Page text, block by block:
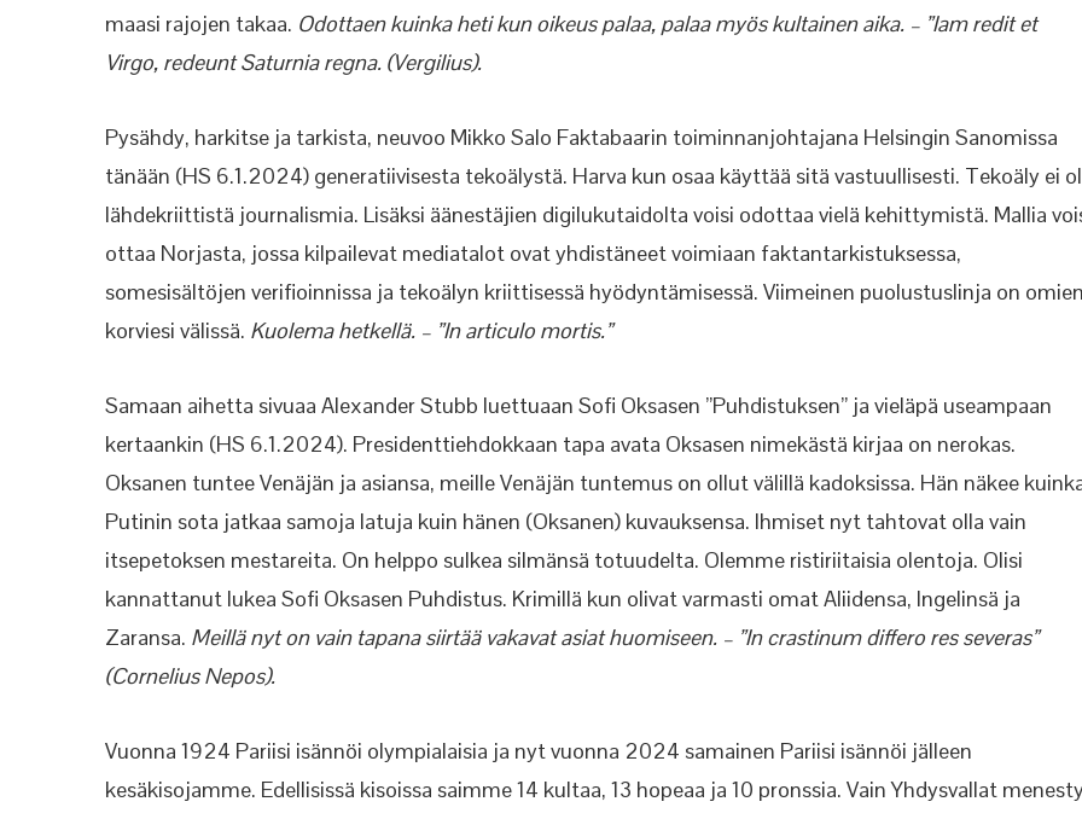
maasi rajojen takaa. Odottaen kuinka heti kun oikeus palaa, palaa myös kultainen aika. – ”Iam redit et
Virgo, redeunt Saturnia regna. (Vergilius).
Pysähdy, harkitse ja tarkista, neuvoo Mikko Salo Faktabaarin toiminnanjohtajana Helsingin Sanomissa
tänään (HS 6.1.2024) generatiivisesta tekoälystä. Harva kun osaa käyttää sitä vastuullisesti. Tekoäly ei
lähdekriittistä journalismia. Lisäksi äänestäjien digilukutaidolta voisi odottaa vielä kehittymistä. Mallia
ottaa Norjasta, jossa kilpailevat mediatalot ovat yhdistäneet voimiaan faktantarkistuksessa,
somesisältöjen verifioinnissa ja tekoälyn kriittisessä hyödyntämisessä. Viimeinen puolustuslinja on
korviesi välissä. Kuolema hetkellä. – ”In articulo mortis.”
Samaan aihetta sivuaa Alexander Stubb luettuaan Sofi Oksasen ”Puhdistuksen” ja vieläpä useampaan
kertaankin (HS 6.1.2024). Presidenttiehdokkaan tapa avata Oksasen nimekästä kirjaa on nerokas.
Oksanen tuntee Venäjän ja asiansa, meille Venäjän tuntemus on ollut välillä kadoksissa. Hän näkee
Putinin sota jatkaa samoja latuja kuin hänen (Oksanen) kuvauksensa. Ihmiset nyt tahtovat olla vain
itsepetoksen mestareita. On helppo sulkea silmänsä totuudelta. Olemme ristiriitaisia olentoja. Olisi
kannattanut lukea Sofi Oksasen Puhdistus. Krimillä kun olivat varmasti omat Aliidensa, Ingelinsä ja
Zaransa. Meillä nyt on vain tapana siirtää vakavat asiat huomiseen. – ”In crastinum differo res severas”
(Cornelius Nepos).
Vuonna 1924 Pariisi isännöi olympialaisia ja nyt vuonna 2024 samainen Pariisi isännöi jälleen
kesäkisojamme. Edellisissä kisoissa saimme 14 kultaa, 13 hopeaa ja 10 pronssia. Vain Yhdysvallat